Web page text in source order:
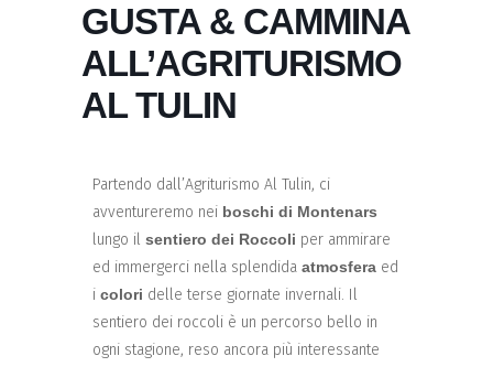
GUSTA & CAMMINA
ALL’AGRITURISMO
AL TULIN
Partendo dall’Agriturismo Al Tulin, ci
avventureremo nei boschi di Montenars
lungo il sentiero dei Roccoli per ammirare
ed immergerci nella splendida atmosfera ed
i colori delle terse giornate invernali. Il
sentiero dei roccoli è un percorso bello in
ogni stagione, reso ancora più interessante